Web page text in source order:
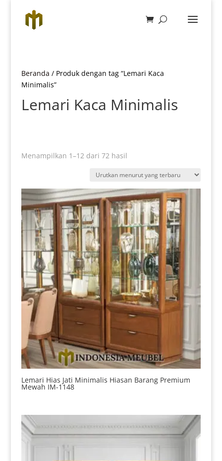
Beranda / Produk dengan tag “Lemari Kaca
Minimalis”
Lemari Kaca Minimalis
Menampilkan 1–12 dari 72 hasilDiurutkan
yang
terbaru
Lemari Hias Jati Minimalis Hiasan Barang Premium
Mewah IM-1148